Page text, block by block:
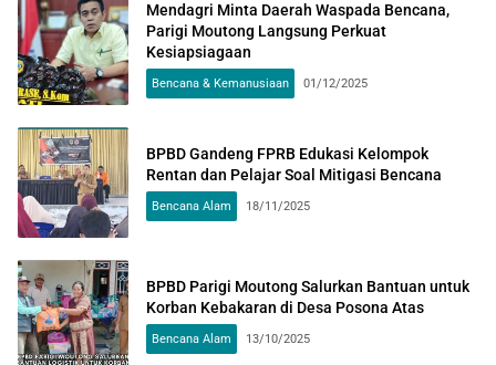
Mendagri Minta Daerah Waspada Bencana,
Parigi Moutong Langsung Perkuat
Kesiapsiagaan
Bencana & Kemanusiaan 01/12/2025
BPBD Gandeng FPRB Edukasi Kelompok
Rentan dan Pelajar Soal Mitigasi Bencana
Bencana Alam 18/11/2025
BPBD Parigi Moutong Salurkan Bantuan untuk
Korban Kebakaran di Desa Posona Atas
Bencana Alam 13/10/2025